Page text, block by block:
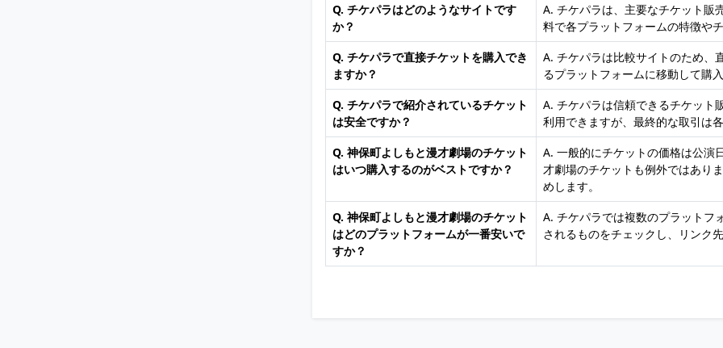
Q. チケパラはどのようなサイトです
か？
A. チケパラは、主要なチケット販
料で各プラットフォームの特徴や
Q. チケパラで直接チケットを購入でき
ますか？
A. チケパラは比較サイトのため、
るプラットフォームに移動して購
Q. チケパラで紹介されているチケット
は安全ですか？
A. チケパラは信頼できるチケット
利用できますが、最終的な取引は
Q. 神保町よしもと漫才劇場のチケット
はいつ購入するのがベストですか？
A. 一般的にチケットの価格は公演
才劇場のチケットも例外ではあり
めします。
Q. 神保町よしもと漫才劇場のチケット
はどのプラットフォームが一番安いで
すか？
A. チケパラでは複数のプラットフ
されるものをチェックし、リンク